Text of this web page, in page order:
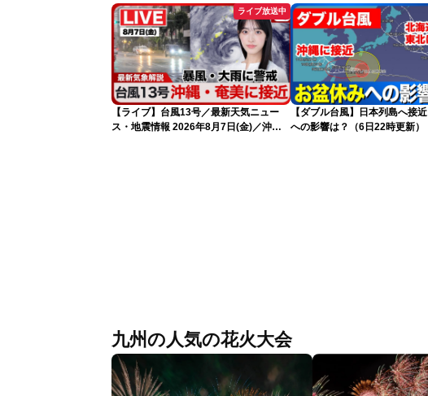
ライブ放送中
【ライブ】台風13号／最新天気ニュー
ス・地震情報 2026年8月7日(金)／沖
【ダブル台風】日本列島へ接近 お盆休み
への影響は？（6日22時更新）
九州の人気の花火大会